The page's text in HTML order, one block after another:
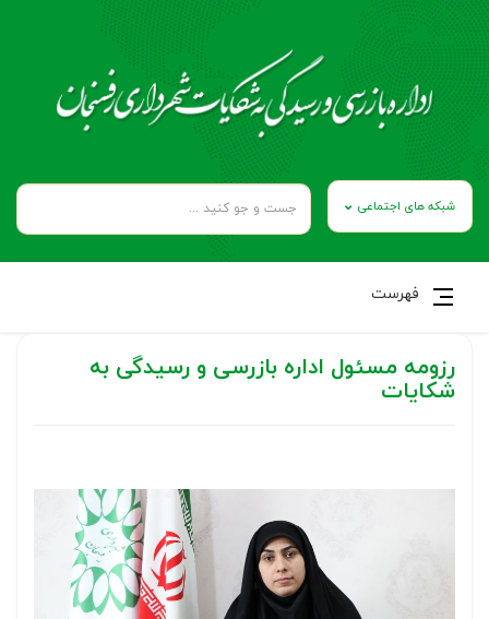
شبکه های اجتماعی
فهرست
رزومه مسئول اداره بازرسی و رسیدگی به
شکایات